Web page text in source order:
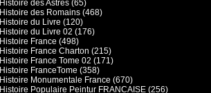
Histoire des Astres (65)
Histoire des Romains (468)
Histoire du Livre (120)
Histoire du Livre 02 (176)
Histoire France (498)
Histoire France Charton (215)
Histoire France Tome 02 (171)
Histoire FranceTome (358)
Histoire Monumentale France (670)
Histoire Populaire Peintur FRANCAISE (256)